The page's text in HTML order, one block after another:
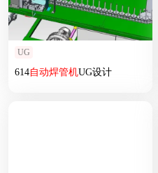
UG
614自动焊管机UG设计